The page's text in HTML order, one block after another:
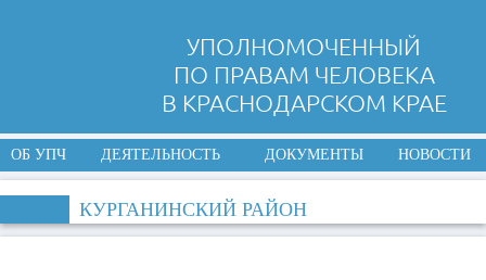
УПОЛНОМОЧЕННЫЙ
ПО ПРАВАМ ЧЕЛОВЕКА
В КРАСНОДАРСКОМ КРАЕ
ОБ УПЧ ДЕЯТЕЛЬНОСТЬ ДОКУМЕНТЫ НОВОСТИ
КУРГАНИНСКИЙ РАЙОН